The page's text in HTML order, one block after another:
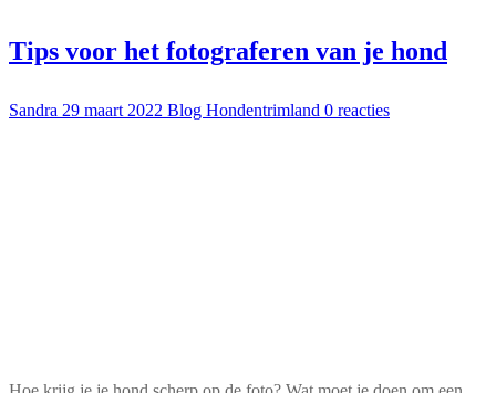
Tips voor het fotograferen van je hond
Sandra 29 maart 2022 Blog Hondentrimland 0 reacties